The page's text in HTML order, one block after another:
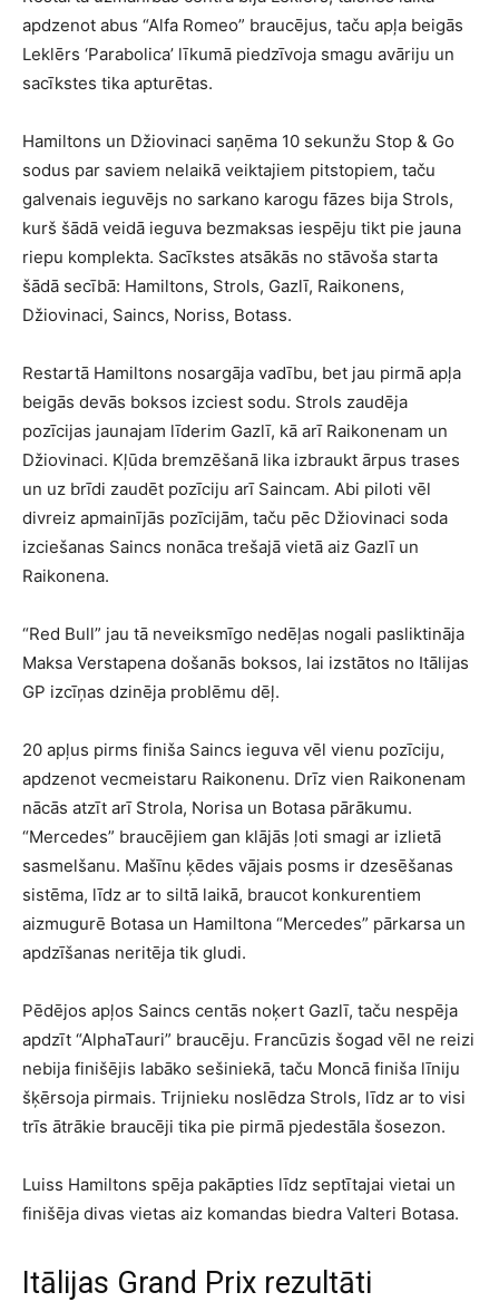
apdzenot abus “Alfa Romeo” braucējus, taču apļa beigās
Leklērs ‘Parabolica’ līkumā piedzīvoja smagu avāriju un
sacīkstes tika apturētas.
Hamiltons un Džiovinaci saņēma 10 sekunžu Stop & Go
sodus par saviem nelaikā veiktajiem pitstopiem, taču
galvenais ieguvējs no sarkano karogu fāzes bija Strols,
kurš šādā veidā ieguva bezmaksas iespēju tikt pie jauna
riepu komplekta. Sacīkstes atsākās no stāvoša starta
šādā secībā: Hamiltons, Strols, Gazlī, Raikonens,
Džiovinaci, Saincs, Noriss, Botass.
Restartā Hamiltons nosargāja vadību, bet jau pirmā apļa
beigās devās boksos izciest sodu. Strols zaudēja
pozīcijas jaunajam līderim Gazlī, kā arī Raikonenam un
Džiovinaci. Kļūda bremzēšanā lika izbraukt ārpus trases
un uz brīdi zaudēt pozīciju arī Saincam. Abi piloti vēl
divreiz apmainījās pozīcijām, taču pēc Džiovinaci soda
izciešanas Saincs nonāca trešajā vietā aiz Gazlī un
Raikonena.
“Red Bull” jau tā neveiksmīgo nedēļas nogali pasliktināja
Maksa Verstapena došanās boksos, lai izstātos no Itālijas
GP izcīņas dzinēja problēmu dēļ.
20 apļus pirms finiša Saincs ieguva vēl vienu pozīciju,
apdzenot vecmeistaru Raikonenu. Drīz vien Raikonenam
nācās atzīt arī Strola, Norisa un Botasa pārākumu.
“Mercedes” braucējiem gan klājās ļoti smagi ar izlietā
sasmelšanu. Mašīnu ķēdes vājais posms ir dzesēšanas
sistēma, līdz ar to siltā laikā, braucot konkurentiem
aizmugurē Botasa un Hamiltona “Mercedes” pārkarsa un
apdzīšanas neritēja tik gludi.
Pēdējos apļos Saincs centās noķert Gazlī, taču nespēja
apdzīt “AlphaTauri” braucēju. Francūzis šogad vēl ne reizi
nebija finišējis labāko sešiniekā, taču Moncā finiša līniju
šķērsoja pirmais. Trijnieku noslēdza Strols, līdz ar to visi
trīs ātrākie braucēji tika pie pirmā pjedestāla šosezon.
Luiss Hamiltons spēja pakāpties līdz septītajai vietai un
finišēja divas vietas aiz komandas biedra Valteri Botasa.
Itālijas Grand Prix rezultāti